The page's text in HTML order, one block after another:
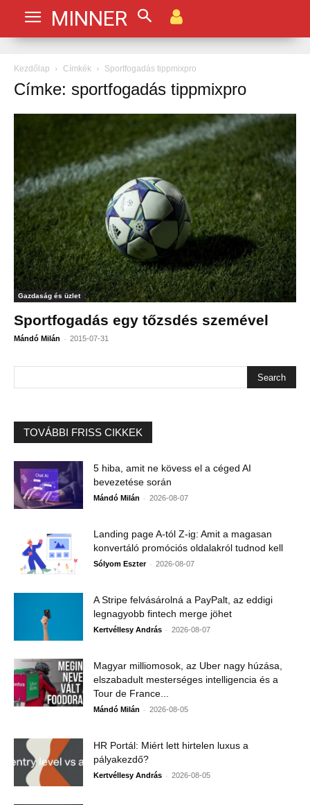
MINNER
Kezdőlap Címkék Sportfogadás tippmixpro
Címke: sportfogadás tippmixpro
Gazdaság és üzlet
Sportfogadás egy tőzsdés szemével
Mándó Milán - 2015-07-31
TOVÁBBI FRISS CIKKEK
5 hiba, amit ne kövess el a céged AI
bevezetése során
Mándó Milán - 2026-08-07
Landing page A-tól Z-ig: Amit a magasan
konvertáló promóciós oldalakról tudnod kell
Sólyom Eszter - 2026-08-07
A Stripe felvásárolná a PayPalt, az eddigi
legnagyobb fintech merge jöhet
Kertvéllesy András - 2026-08-07
Magyar milliomosok, az Uber nagy húzása,
elszabadult mesterséges intelligencia és a
Tour de France...
Mándó Milán - 2026-08-05
HR Portál: Miért lett hirtelen luxus a
pályakezdő?
Kertvéllesy András - 2026-08-05